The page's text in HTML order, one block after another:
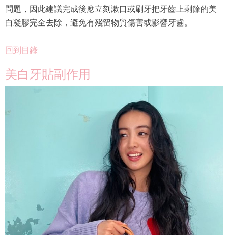
問題，因此建議完成後應立刻漱口或刷牙把牙齒上剩餘的美
白凝膠完全去除，避免有殘留物質傷害或影響牙齒。
回到目錄
美白牙貼副作用